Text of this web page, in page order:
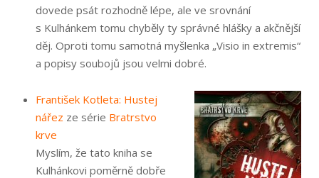
dovede psát rozhodně lépe, ale ve srovnání
s Kulhánkem tomu chyběly ty správné hlášky a akčnější
děj. Oproti tomu samotná myšlenka „Visio in extremis“
a popisy soubojů jsou velmi dobré.
František Kotleta: Hustej
nářez ze série Bratrstvo
krve
Myslím, že tato kniha se
Kulhánkovi poměrně dobře